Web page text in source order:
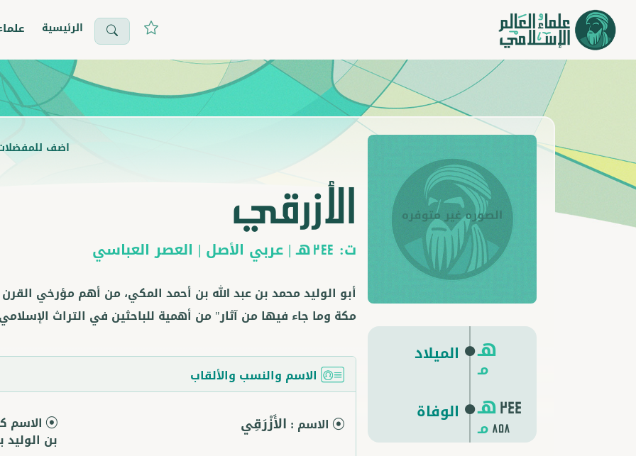
الرئيسية
هـ
مـ
الميلاد
هـ244
مـ 858
الوفاة
اضف
الأزرقي
ت: 244هـ | عربي الأصل | العصر العباسي
أبو الوليد محمد بن عبد الله بن أحمد المكي، من أهم مؤرخي القرن
مكة وما جاء فيها من آثار" من أهمية للباحثين في التراث
الاسم والنسب والألقاب
الاسم : الأَزْرَقِي الاسم
بن الوليد